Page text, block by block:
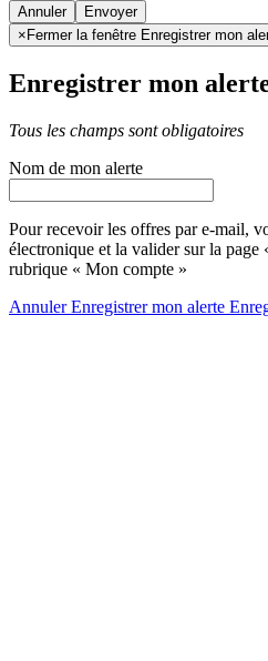
Annuler
× Fermer la fenêtre Enregistrer mon
Enregistrer mon
Tous les champs sont obligatoires
Nom de mon alerte
Pour recevoir les offres par e-mail,
électronique et la valider sur la page
rubrique « Mon compte »
AnnulerEnregistrer mon alerte